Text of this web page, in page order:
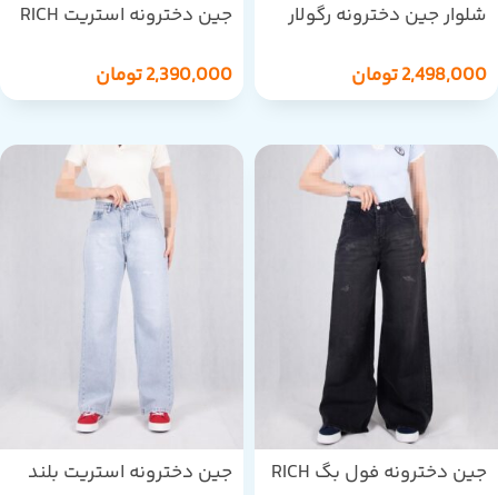
شلوار جین دخترونه رگولار
7
2,498,000تومان
جین دخترونه استریت RICH
2,390,000تومان
جین دخترونه فول بگ RICH
جین دخترونه استریت بلند